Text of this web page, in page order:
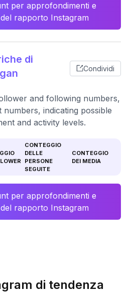
per approfondimenti e
rapporto Instagram
di
Condividi
and following numbers,
indicating possible
and activity levels.
CONTEGGIO
DELLE
PERSONE
SEGUITE
CONTEGGIO
DEI MEDIA
per approfondimenti e
rapporto Instagram
di tendenza